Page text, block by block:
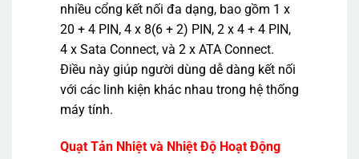
nhiều cổng kết nối đa dạng, bao gồm 1 x
20 + 4 PIN, 4 x 8(6 + 2) PIN, 2 x 4 + 4 PIN,
4 x Sata Connect, và 2 x ATA Connect.
Điều này giúp người dùng dễ dàng kết nối
với các linh kiện khác nhau trong hệ thống
máy tính.
Quạt Tản Nhiệt và Nhiệt Độ Hoạt Động